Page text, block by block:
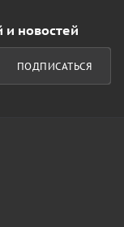
и новостей
ПОДПИСАТЬСЯ